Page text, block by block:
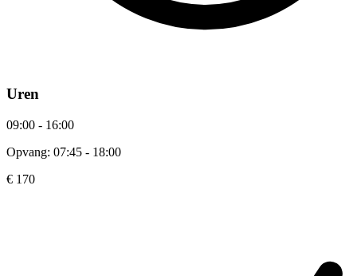
Uren
09:00 - 16:00
Opvang: 07:45 - 18:00
€ 170